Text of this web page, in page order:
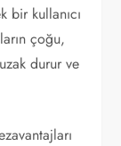
bir kullanıcı
çoğu,
durur ve